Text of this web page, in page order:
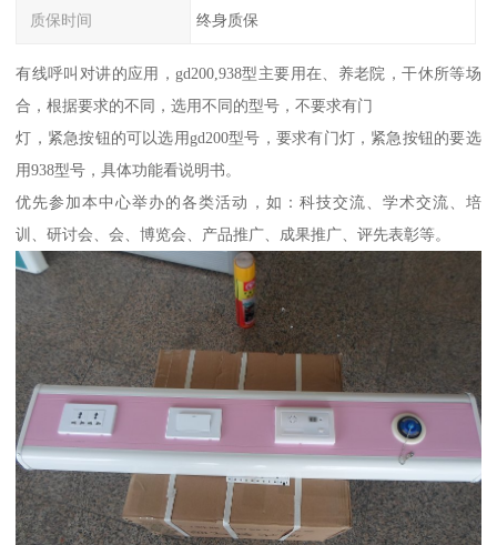
质保时间 终身质保
有线呼叫对讲的应用，gd200,938型主要用在、养老院，干休所等场
合，根据要求的不同，选用不同的型号，不要求有门
灯，紧急按钮的可以选用gd200型号，要求有门灯，紧急按钮的要选
用938型号，具体功能看说明书。
优先参加本中心举办的各类活动，如：科技交流、学术交流、培
训、研讨会、会、博览会、产品推广、成果推广、评先表彰等。